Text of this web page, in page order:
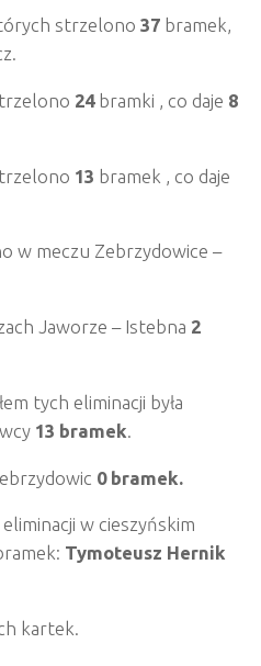
strzelono 37 bramek,
24bramki , co daje 8
13 bramek , co daje
w meczu Zebrzydowice –
Jaworze – Istebna 2
tych eliminacji była
13 bramek.
0 bramek.
w cieszyńskim
Tymoteusz Hernik
kartek.